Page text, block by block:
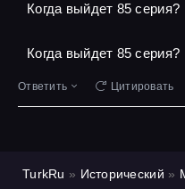
Когда выйдет 85 серия?
Когда выйдет 85 серия?
Ответить Цитировать
TurkRu » Исторический »